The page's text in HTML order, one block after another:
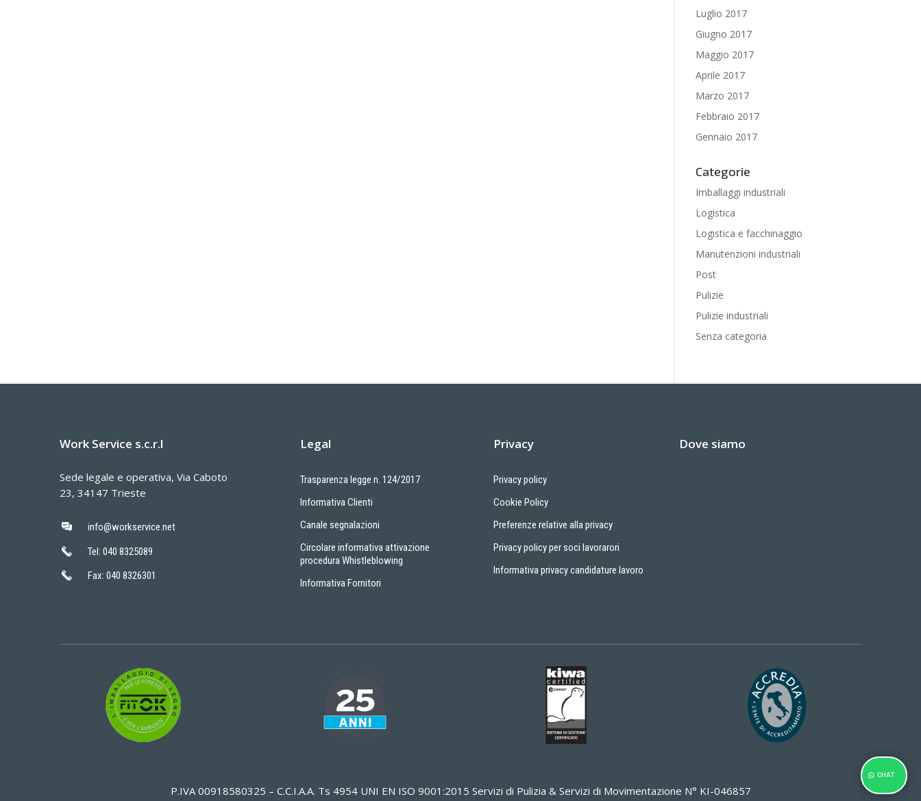
Luglio 2017
Giugno 2017
Maggio 2017
Aprile 2017
Marzo 2017
Febbraio 2017
Gennaio 2017
Categorie
Imballaggi industriali
Logistica
Logistica e facchinaggio
Manutenzioni industriali
Post
Pulizie
Pulizie industriali
Senza categoria
Work Service s.c.r.l
Sede legale e operativa, Via Caboto
23, 34147 Trieste
info@workservice.net
Tel: 040 8325089
Fax: 040 8326301
Legal
Trasparenza legge n. 124/2017
Informativa Clienti
Canale segnalazioni
Circolare informativa attivazione
procedura Whistleblowing
Informativa Fornitori
Privacy
Privacy policy
Cookie Policy
Preferenze relative alla privacy
Privacy policy per soci lavorarori
Informativa privacy candidature lavoro
Dove siamo
P.IVA 00918580325 – C.C.I.A.A. Ts 4954 UNI EN ISO 9001:2015 Servizi di Pulizia & Servizi di Movimentazione N° KI-046857
CHAT